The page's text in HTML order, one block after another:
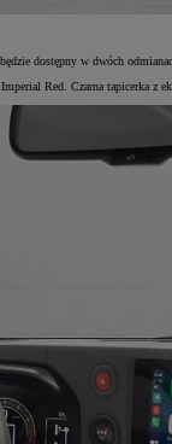
dostępny w dwóch
Red. Czarna tapicerka z